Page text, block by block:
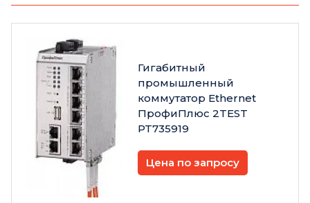
Гигабитный
промышленный
коммутатор Ethernet
ПрофиПлюс 2TEST
PT735919
Цена по запросу